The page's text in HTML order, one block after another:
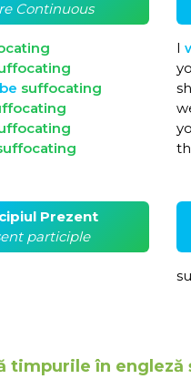
Continuous
be suffocating
I
Prezent
participle
timpurile în